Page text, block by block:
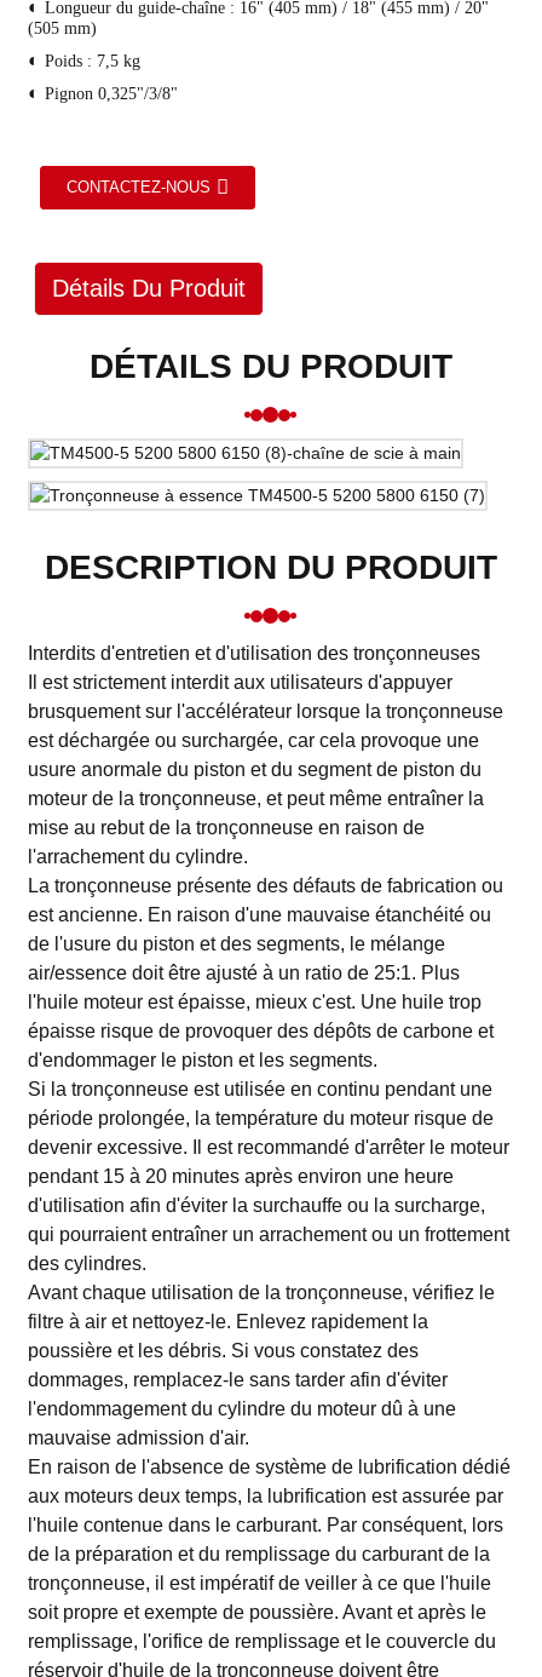
◐ Longueur du guide-chaîne : 16" (405 mm) / 18" (455 mm) / 20"
(505 mm)
◐ Poids : 7,5 kg
◐ Pignon 0,325"/3/8"
CONTACTEZ-NOUS
Détails Du Produit
DÉTAILS DU PRODUIT
DESCRIPTION DU PRODUIT
Interdits d'entretien et d'utilisation des tronçonneuses
Il est strictement interdit aux utilisateurs d'appuyer
brusquement sur l'accélérateur lorsque la tronçonneuse
est déchargée ou surchargée, car cela provoque une
usure anormale du piston et du segment de piston du
moteur de la tronçonneuse, et peut même entraîner la
mise au rebut de la tronçonneuse en raison de
l'arrachement du cylindre.
La tronçonneuse présente des défauts de fabrication ou
est ancienne. En raison d'une mauvaise étanchéité ou
de l'usure du piston et des segments, le mélange
air/essence doit être ajusté à un ratio de 25:1. Plus
l'huile moteur est épaisse, mieux c'est. Une huile trop
épaisse risque de provoquer des dépôts de carbone et
d'endommager le piston et les segments.
Si la tronçonneuse est utilisée en continu pendant une
période prolongée, la température du moteur risque de
devenir excessive. Il est recommandé d'arrêter le moteur
pendant 15 à 20 minutes après environ une heure
d'utilisation afin d'éviter la surchauffe ou la surcharge,
qui pourraient entraîner un arrachement ou un frottement
des cylindres.
Avant chaque utilisation de la tronçonneuse, vérifiez le
filtre à air et nettoyez-le. Enlevez rapidement la
poussière et les débris. Si vous constatez des
dommages, remplacez-le sans tarder afin d'éviter
l'endommagement du cylindre du moteur dû à une
mauvaise admission d'air.
En raison de l'absence de système de lubrification dédié
aux moteurs deux temps, la lubrification est assurée par
l'huile contenue dans le carburant. Par conséquent, lors
de la préparation et du remplissage du carburant de la
tronçonneuse, il est impératif de veiller à ce que l'huile
soit propre et exempte de poussière. Avant et après le
remplissage, l'orifice de remplissage et le couvercle du
réservoir d'huile de la tronçonneuse doivent être